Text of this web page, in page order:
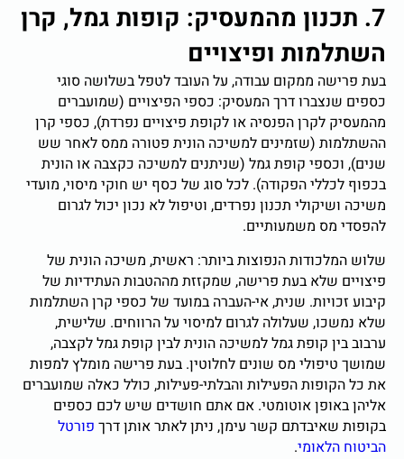
7. תכנון מהמעסיק: קופות גמל, קרן
השתלמות ופיצויים
בעת פרישה ממקום עבודה, על העובד לטפל בשלושה סוגי
כספים שנצברו דרך המעסיק: כספי הפיצויים (שמועברים
מהמעסיק לקרן הפנסיה או לקופת פיצויים נפרדת), כספי קרן
ההשתלמות (שזמינים למשיכה הונית פטורה ממס לאחר שש
שנים), וכספי קופת גמל (שניתנים למשיכה כקצבה או הונית
בכפוף לכללי הפקודה). לכל סוג של כסף יש חוקי מיסוי, מועדי
משיכה ושיקולי תכנון נפרדים, וטיפול לא נכון יכול לגרום
להפסדי מס משמעותיים.
שלוש המלכודות הנפוצות ביותר: ראשית, משיכה הונית של
פיצויים שלא בעת פרישה, שמקזזת מההטבות העתידיות של
קיבוע זכויות. שנית, אי-העברה במועד של כספי קרן השתלמות
שלא נמשכו, שעלולה לגרום למיסוי על הרווחים. שלישית,
ערבוב בין קופת גמל למשיכה הונית לבין קופת גמל לקצבה,
שמושך טיפולי מס שונים לחלוטין. בעת פרישה מומלץ למפות
את כל הקופות הפעילות והבלתי-פעילות, כולל כאלה שמועברים
אליהן באופן אוטומטי. אם אתם חושדים שיש לכם כספים
בקופות שאיבדתם קשר עימן, ניתן לאתר אותן דרך פורטל
הביטוח הלאומי.